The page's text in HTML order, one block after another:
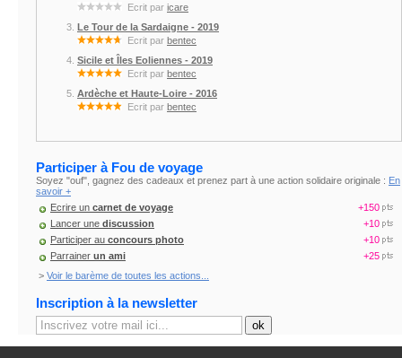
Ecrit par icare
Le Tour de la Sardaigne - 2019
Ecrit par bentec
Sicile et Îles Eoliennes - 2019
Ecrit par bentec
Ardèche et Haute-Loire - 2016
Ecrit par bentec
Participer à Fou de voyage
Soyez "ouf", gagnez des cadeaux et prenez part à une action solidaire originale : En
savoir +
Ecrire un carnet de voyage
+150
Lancer une discussion
+10
Participer au concours photo
+10
Parrainer un ami
+25
> Voir le barème de toutes les actions...
Inscription à la newsletter